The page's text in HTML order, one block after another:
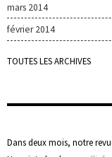
mars 2014
février 2014
TOUTES LES ARCHIVES
Dans deux mois, notre